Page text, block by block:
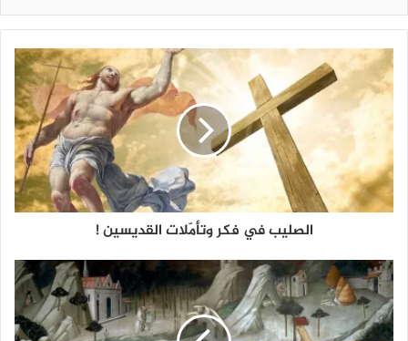
الصليب في فكر وتأمّلات القديسين !